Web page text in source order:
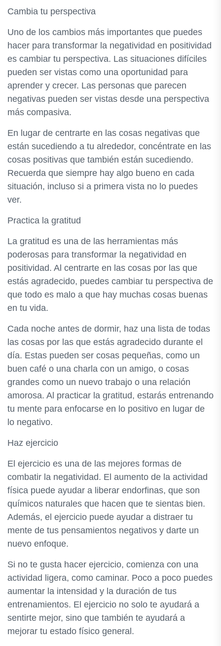
Cambia tu perspectiva
Uno de los cambios más importantes que puedes
hacer para transformar la negatividad en positividad
es cambiar tu perspectiva. Las situaciones difíciles
pueden ser vistas como una oportunidad para
aprender y crecer. Las personas que parecen
negativas pueden ser vistas desde una perspectiva
más compasiva.
En lugar de centrarte en las cosas negativas que
están sucediendo a tu alrededor, concéntrate en las
cosas positivas que también están sucediendo.
Recuerda que siempre hay algo bueno en cada
situación, incluso si a primera vista no lo puedes
ver.
Practica la gratitud
La gratitud es una de las herramientas más
poderosas para transformar la negatividad en
positividad. Al centrarte en las cosas por las que
estás agradecido, puedes cambiar tu perspectiva de
que todo es malo a que hay muchas cosas buenas
en tu vida.
Cada noche antes de dormir, haz una lista de todas
las cosas por las que estás agradecido durante el
día. Estas pueden ser cosas pequeñas, como un
buen café o una charla con un amigo, o cosas
grandes como un nuevo trabajo o una relación
amorosa. Al practicar la gratitud, estarás entrenando
tu mente para enfocarse en lo positivo en lugar de
lo negativo.
Haz ejercicio
El ejercicio es una de las mejores formas de
combatir la negatividad. El aumento de la actividad
física puede ayudar a liberar endorfinas, que son
químicos naturales que hacen que te sientas bien.
Además, el ejercicio puede ayudar a distraer tu
mente de tus pensamientos negativos y darte un
nuevo enfoque.
Si no te gusta hacer ejercicio, comienza con una
actividad ligera, como caminar. Poco a poco puedes
aumentar la intensidad y la duración de tus
entrenamientos. El ejercicio no solo te ayudará a
sentirte mejor, sino que también te ayudará a
mejorar tu estado físico general.